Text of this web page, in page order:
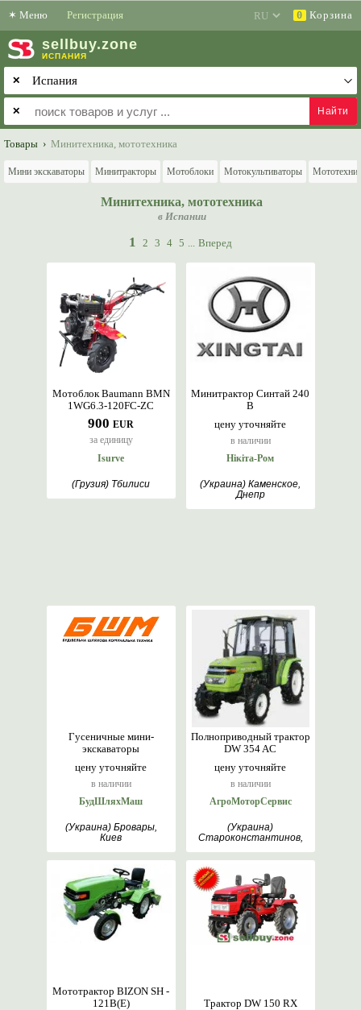
✶ Меню Регистрация 0 Корзина
sell buy.zone
ИСПАНИЯ
✕
✕
Товары › Минитехника, мототехника
Мини экскаваторы Минитракторы Мотоблоки Мотокультиваторы
Минитехника, мототехника
в Испании
1 2 3 4 5 ... Вперед
900 EUR
за единицу
Мотоблок Baumann BMN
1WG6.3-120FC-ZC
Isurve
(Грузия) Тбилиси
цену уточняйте
в наличии
Минитрактор Синтай 240
В
Нікіта-Ром
(Украина) Каменское,
Днепр
цену уточняйте
в наличии
Гусеничные мини-
экскаваторы
БудШляхМаш
(Украина) Бровары,
Киев
цену уточняйте
в наличии
Полноприводный трактор
DW 354 AC
АгроМоторСервис
(Украина)
Староконстантинов,
Мототрактор BIZON SH -
121B(E)
Трактор DW 150 RX